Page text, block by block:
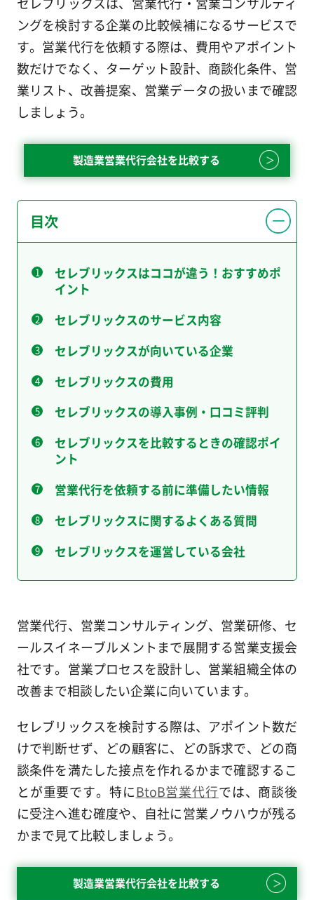
ングを検討する企業の比較候補になるサービスで
す。営業代行を依頼する際は、費用やアポイント
数だけでなく、ターゲット設計、商談化条件、営
業リスト、改善提案、営業データの扱いまで確認
しましょう。
製造業営業代行会社を比較する
目次
セレブリックスはココが違う！おすすめポ
イント
セレブリックスのサービス内容
セレブリックスが向いている企業
セレブリックスの費用
セレブリックスの導入事例・口コミ評判
セレブリックスを比較するときの確認ポイ
ント
営業代行を依頼する前に準備したい情報
セレブリックスに関するよくある質問
セレブリックスを運営している会社
営業代行、営業コンサルティング、営業研修、セ
ールスイネーブルメントまで展開する営業支援会
社です。営業プロセスを設計し、営業組織全体の
改善まで相談したい企業に向いています。
セレブリックスを検討する際は、アポイント数だ
けで判断せず、どの顧客に、どの訴求で、どの商
談条件を満たした接点を作れるかまで確認するこ
とが重要です。特にBtoB営業代行では、商談後
に受注へ進む確度や、自社に営業ノウハウが残る
かまで見て比較しましょう。
製造業営業代行会社を比較する